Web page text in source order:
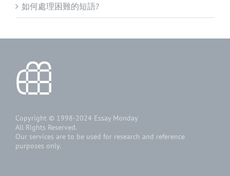
如何處理困難的短語?
Copyright © 1998-2024 Essay Monday
All Rights Reserved.
Our services are to be used for research and reference
purposes only.